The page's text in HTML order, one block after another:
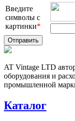
Введите
символы с
картинки*
AT Vintage LTD
оборудования и
промышленной
Каталог